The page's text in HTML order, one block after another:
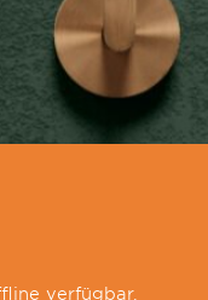
verfügbar.